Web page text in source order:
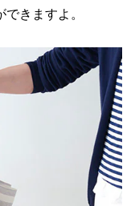
きますよ。